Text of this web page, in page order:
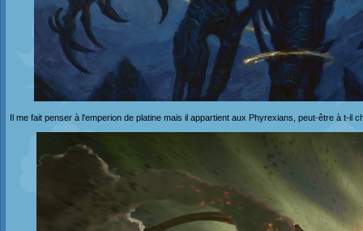
Il me fait penser à l'emperion de platine mais il appartient aux Phyrexians, peut-être à t-il